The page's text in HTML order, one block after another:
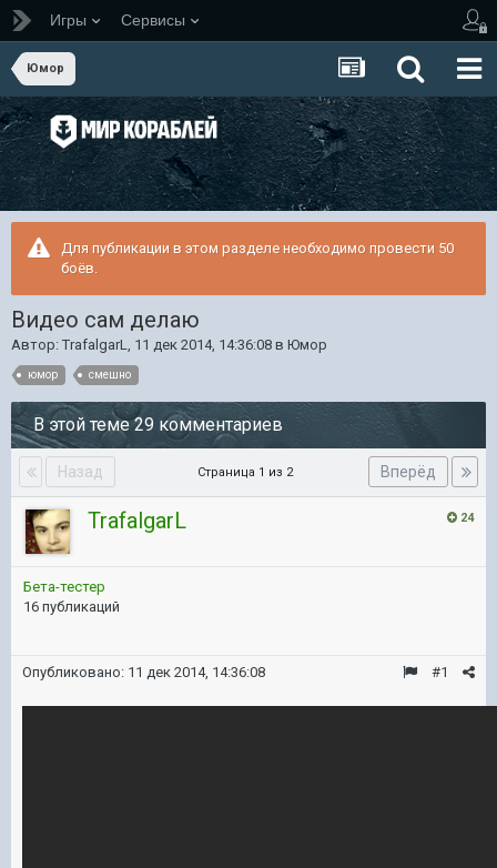
Игры Сервисы
Юмор
Для публикации в этом разделе необходимо провести 50
боёв.
Видео сам делаю
Автор: TrafalgarL, 11 дек 2014, 14:36:08 в Юмор
юмор смешно
В этой теме 29 комментариев
Назад Вперёд
Страница 1 из 2
24
TrafalgarL
Бета-тестер
16 публикаций
#1
Опубликовано: 11 дек 2014, 14:36:08